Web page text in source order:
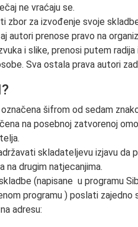
ne vraćaju se.
zbor za izvođenje svoje
autori prenose pravo na
i slike, prenosi putem
Sva ostala prava autori
šifrom od sedam
na posebnoj zatvorenoj
skladateljevu izjavu da
na drugim natjecanjima.
(napisane u programu
programu ) poslati
adresu: